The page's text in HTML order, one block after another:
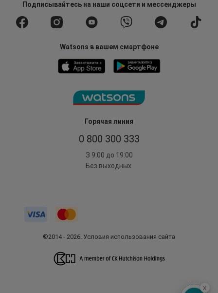
Горячая линия
0 800 300 333
З 9:00 до 19:00
Без выходных
Подписывайтесьна наши соцсети и мессенджеры
Watsons в вашем смартфоне
©2014 - 2026. Условия использования сайта
x